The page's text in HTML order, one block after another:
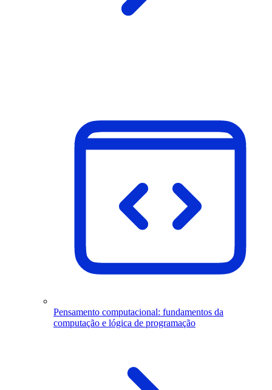
Pensamento computacional: fundamentos da
computação e lógica de programação